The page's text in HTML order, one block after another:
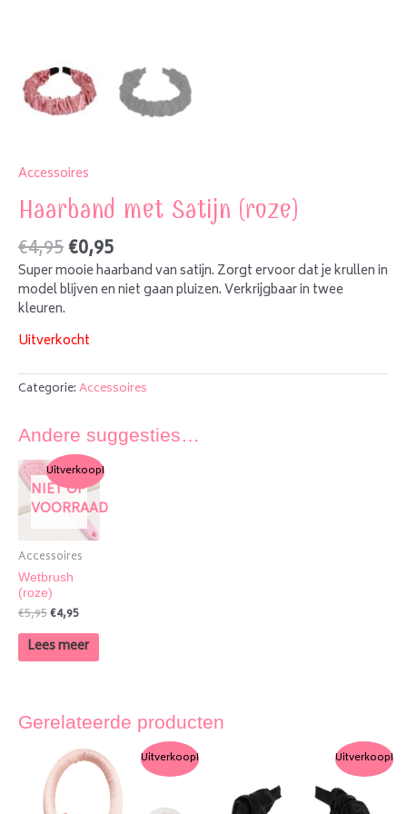
Accessoires
Haarband met Satijn (roze)
€4,95€0,95
Super mooie haarband van satijn. Zorgt ervoor dat je krullen in
model blijven en niet gaan pluizen. Verkrijgbaar in twee
kleuren.
Uitverkocht
Categorie:Accessoires
Andere suggesties…
Uitverkoop!
NIET OP
VOORRAAD
Accessoires
Wetbrush
(roze)
€5,95€4,95
Lees meer
Gerelateerde producten
Uitverkoop! Uitverkoop!